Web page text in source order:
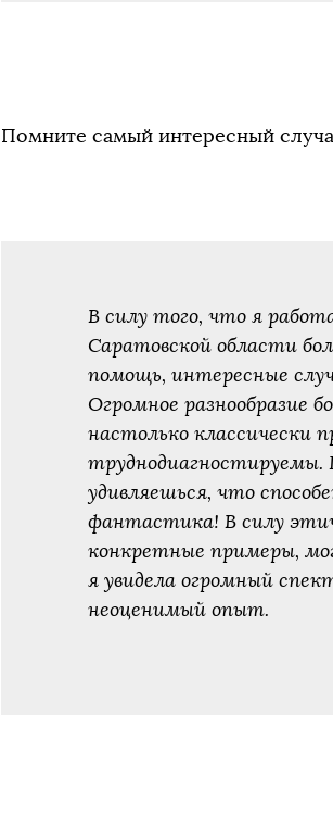
Помните самый интересный
В силу того, что я
Саратовской области
помощь, интересные
Огромное разнообразие
настолько классически
удивляешься, что
фантастика! В силу
конкретные примеры,
я увидела огромный
неоценимый опыт.